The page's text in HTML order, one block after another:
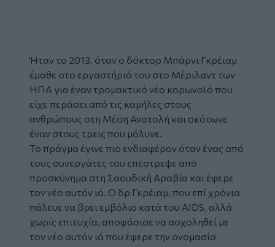
Ήταν το 2013, όταν ο δόκτορ Μπάρνι Γκρέιαμ
έμαθε στο εργαστήριό του στο Μέριλαντ των
ΗΠΑ για έναν τρομακτικό νέο κορωνοϊό που
είχε περάσει από τις καμήλες στους
ανθρώπους στη Μέση Ανατολή και σκότωνε
έναν στους τρεις που μόλυνε.
Το πράγμα έγινε πιο ενδιαφέρον όταν ένας από
τους συνεργάτες του επέστρεψε από
προσκύνημα στη Σαουδική Αραβία και έφερε
τον νέο αυτόν ιό. Ο δρ Γκρέιαμ, που επί χρόνια
πάλευε να βρει εμβόλιο κατά του AIDS, αλλά
χωρίς επιτυχία, αποφάσισε να ασχοληθεί με
τον νέο αυτόν ιό που έφερε την ονομασία